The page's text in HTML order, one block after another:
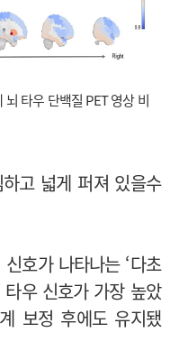
타우 단백질 PET 영상 비
고 넓게 퍼져 있을수
호가 나타나는 ‘다초
우 신호가 가장 높았
보정 후에도 유지됐